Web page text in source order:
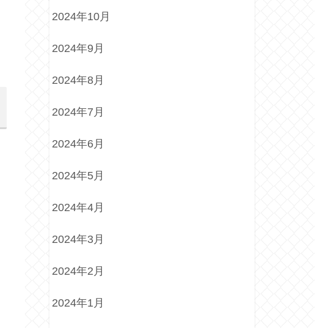
2024年10月
2024年9月
2024年8月
2024年7月
2024年6月
2024年5月
2024年4月
2024年3月
2024年2月
2024年1月